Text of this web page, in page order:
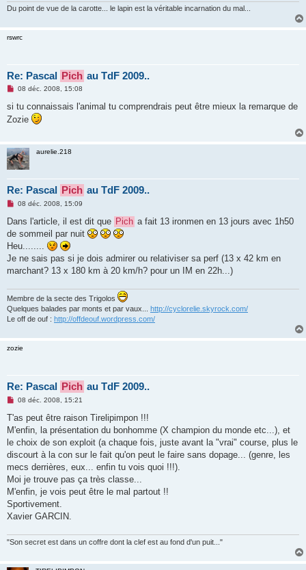
Du point de vue de la carotte... le lapin est la véritable incarnation du mal...
rswrc
Re: Pascal Pich au TdF 2009..
M
s
a
n
o
n
l
u
08 déc. 2008, 15:08
si tu connaissais l'animal tu comprendrais peut être mieux la remarque de
Zozie
aurelie.218
Re: Pascal Pich au TdF 2009..
M
s
a
g
n
o
08 déc. 2008, 15:09
Dans l'article, il est dit que Pich a fait 13 ironmen en 13 jours avec 1h50
de sommeil par nuit
Heu........
Je ne sais pas si je dois admirer ou relativiser sa perf (13 x 42 km en
marchant? 13 x 180 km à 20 km/h? pour un IM en 22h...)
Membre de la secte des Trigolos
Quelques balades par monts et par vaux... http://cyclorelie.skyrock.com/
Le off de ouf : http://offdeouf.wordpress.com/
zozie
Re: Pascal Pich au TdF 2009..
M
s
a
g
n
o
l
u
08 déc. 2008, 15:21
T'as peut être raison Tirelipimpon !!!
M'enfin, la présentation du bonhomme (X champion du monde etc...), et
le choix de son exploit (a chaque fois, juste avant la "vrai" course, plus le
discourt à la con sur le fait qu'on peut le faire sans dopage... (genre, les
mecs derrières, eux... enfin tu vois quoi !!!).
Moi je trouve pas ça très classe...
M'enfin, je vois peut être le mal partout !!
Sportivement.
Xavier GARCIN.
"Son secret est dans un coffre dont la clef est au fond d'un puit..."